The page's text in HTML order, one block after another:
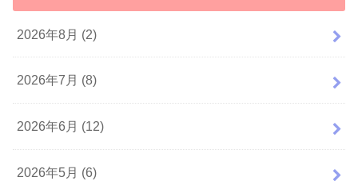
2026年8月 (2)
2026年7月 (8)
2026年6月 (12)
2026年5月 (6)